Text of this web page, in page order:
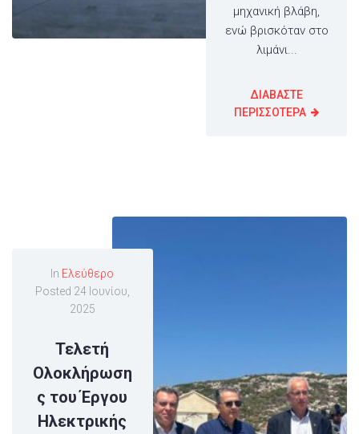
μηχανική βλάβη,
ενώ βρισκόταν στο
λιμάνι...
ΔΙΑΒΑΣΤΕ
ΠΕΡΙΣΣΟΤΕΡΑ
In Ελεύθερο
Posted 24 Ιουνίου,
2025
Τελετή
Ολοκλήρωση
ς του Έργου
Ηλεκτρικής